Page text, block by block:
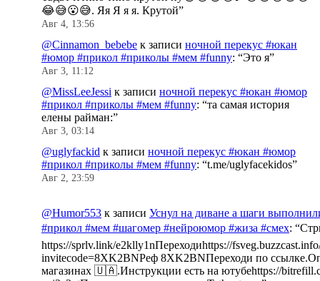
😂😅😮😅. Яя Я я я. Крутой”
Авг 4, 13:56
@Cinnamon_bebebe к записи ночной перекус #юкан
#юмор #прикол #приколы #мем #funny: “Это я”
Авг 3, 11:12
@MissLeeJessi к записи ночной перекус #юкан #юмор
#прикол #приколы #мем #funny: “та самая история
елены райман:”
Авг 3, 03:14
@uglyfackid к записи ночной перекус #юкан #юмор
#прикол #приколы #мем #funny: “t.me/uglyfacekidos”
Авг 2, 23:59
@Humor553 к записи Уснул на диване а шаги
#прикол #мем #шагомер #нейроюмор #жиза #смех: “
https://sprlv.link/e2klly1nПереходиhttps://
invitecode=8XK2BNРеф 8XK2BNПереходи по
магазинах 🇺🇦.Инструкции есть на ютубеhttps://